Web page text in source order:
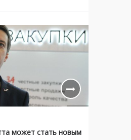
может стать новым